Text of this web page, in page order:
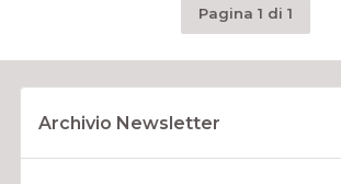
Pagina 1 di 1
Archivio Newsletter